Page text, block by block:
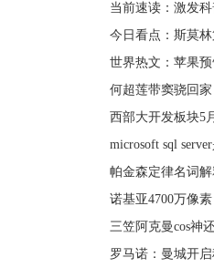
当前速读：激发
今日看点：斯莫林
世界热文：苹果
何超莲带窦骁回
西部大开发板块5
microsoft sql
帕金森定律名词
诺基亚4700万像素
三笠阿克曼cos神
罗马诺：曼城开